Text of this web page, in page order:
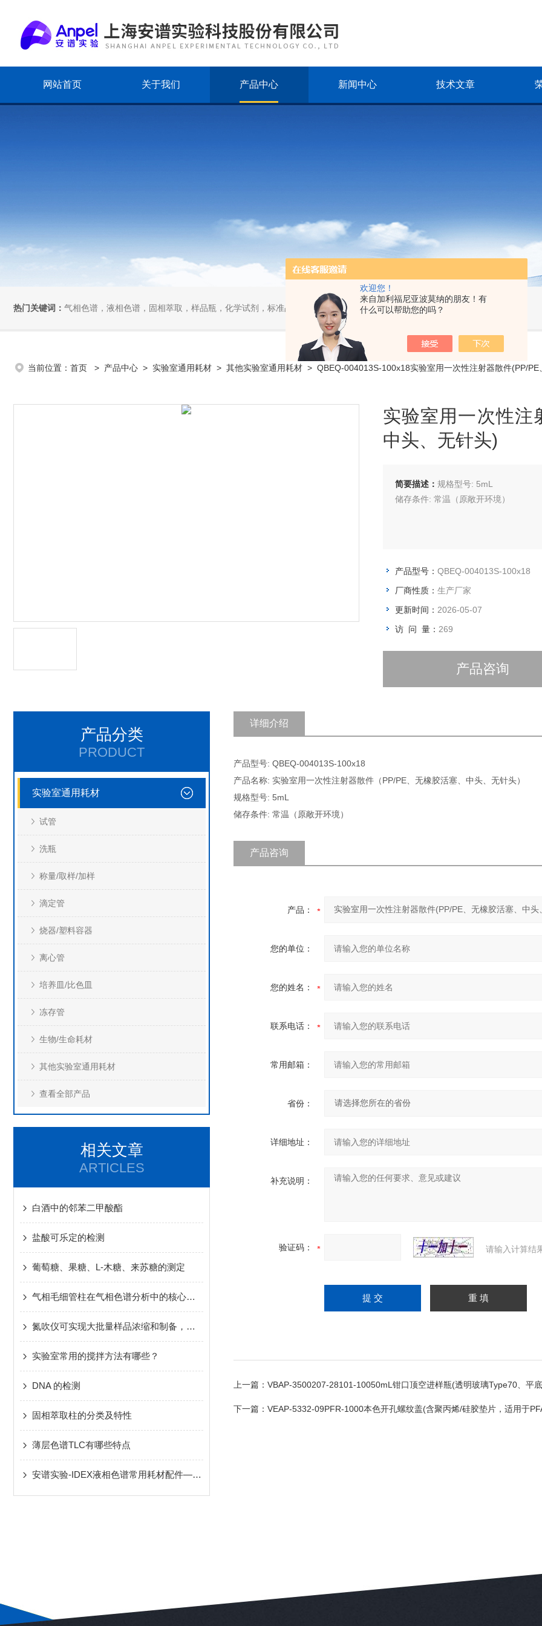
欢迎您！
来自加利福尼亚波莫纳的朋友！有
什么可以帮助您的吗？
网站首页 关于我们 产品中心 新闻中心 技术文章
热门关键词： 气相色谱，液相色谱，固相萃取，样品瓶，化学试剂，标准品，小型仪器
当前位置： 首页 > 产品中心 > 实验室通用耗材 > 其他实验室通用耗材 > QBEQ-004013S-100x18实验室用一次性注射器散件(PP/
实验室用一次性注
中头、无针头)
简要描述： 规格型号: 5mL
储存条件: 常温（原敞开环境）
产品型号： QBEQ-004013S-100x18
厂商性质： 生产厂家
更新时间： 2026-05-07
访 问 量： 269
产品咨询
产品分类
PRODUCT
实验室通用耗材
试管
洗瓶
称量/取样/加样
滴定管
烧器/塑料容器
离心管
培养皿/比色皿
冻存管
生物/生命耗材
其他实验室通用耗材
查看全部产品
相关文章
ARTICLES
白酒中的邻苯二甲酸酯
盐酸可乐定的检测
葡萄糖、果糖、L-木糖、来苏糖的测定
气相毛细管柱在气相色谱分析中的核心作用
氮吹仪可实现大批量样品浓缩和制备，大大缩短检测时间
实验室常用的搅拌方法有哪些？
DNA 的检测
固相萃取柱的分类及特性
薄层色谱TLC有哪些特点
安谱实验-IDEX液相色谱常用耗材配件——接头、管路、两通、三通、过滤器
详细介绍
产品型号: QBEQ-004013S-100x18
产品名称: 实验室用一次性注射器散件（PP/PE、无橡胶活塞、中头、无针头）
规格型号: 5mL
储存条件: 常温（原敞开环境）
产品咨询
产品：
您的单位：
您的姓名：
联系电话：
常用邮箱：
省份：
详细地址：
补充说明：
验证码： 请输入计算结
上一篇： VBAP-3500207-28101-10050mL钳口顶空进样瓶(透明玻璃Type70、平
下一篇： VEAP-5332-09PFR-1000本色开孔螺纹盖(含聚丙烯/硅胶垫片，适用于